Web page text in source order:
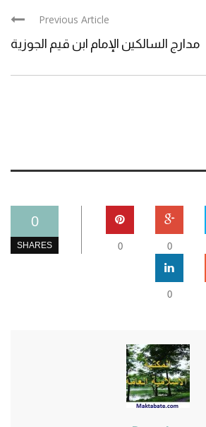
Previous Article
مدارج السالكين الإمام ابن قيم الجوزية
0
SHARES 0
0
0